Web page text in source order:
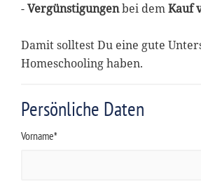
-Vergünstigungenbei demKauf
Damit solltest Du eine gute
Homeschooling haben.
Persönliche Daten
Vorname*